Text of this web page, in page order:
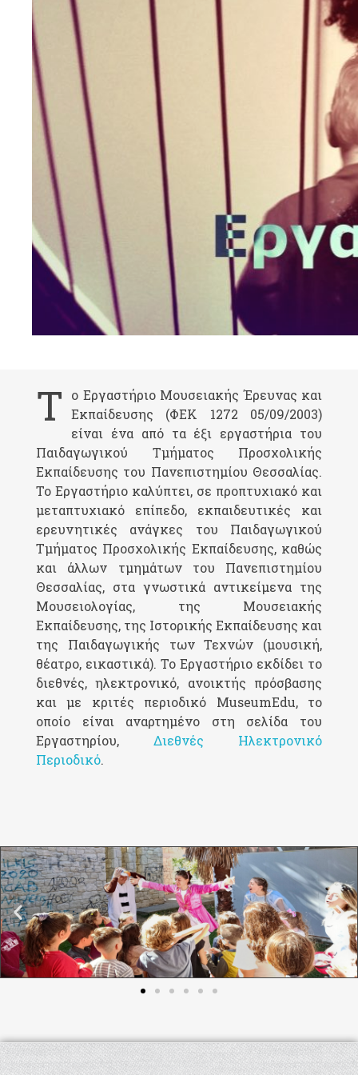
Τ
ο Εργαστήριο Μουσειακής Έρευνας και
Εκπαίδευσης (ΦΕΚ 1272 05/09/2003)
είναι ένα από τα έξι εργαστήρια του
Παιδαγωγικού Τμήματος Προσχολικής
Εκπαίδευσης του Πανεπιστημίου Θεσσαλίας.
Το Εργαστήριο καλύπτει, σε προπτυχιακό και
μεταπτυχιακό επίπεδο, εκπαιδευτικές και
ερευνητικές ανάγκες του Παιδαγωγικού
Τμήματος Προσχολικής Εκπαίδευσης, καθώς
και άλλων τμημάτων του Πανεπιστημίου
Θεσσαλίας, στα γνωστικά αντικείμενα της
Μουσειολογίας, της Μουσειακής
Εκπαίδευσης, της Ιστορικής Εκπαίδευσης και
της Παιδαγωγικής των Τεχνών (μουσική,
θέατρο, εικαστικά). Το Εργαστήριο εκδίδει το
διεθνές, ηλεκτρονικό, ανοικτής πρόσβασης
και με κριτές περιοδικό MuseumEdu, το
οποίο είναι αναρτημένο στη σελίδα του
Εργαστηρίου, Διεθνές Ηλεκτρονικό
Περιοδικό.